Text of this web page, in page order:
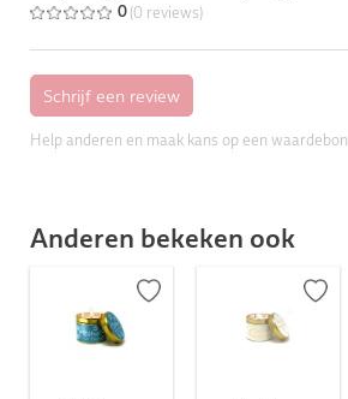
0 (0 reviews)
Help anderen en maak kans op een waardebon
Anderen bekeken ook